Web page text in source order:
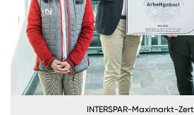
einfach Ihre Daten in unseren
(Bitte beachten Sie, dass der
ausschließlich für
Privatpersonen gedacht ist):
Zum
INTERSPAR-Maximarkt-